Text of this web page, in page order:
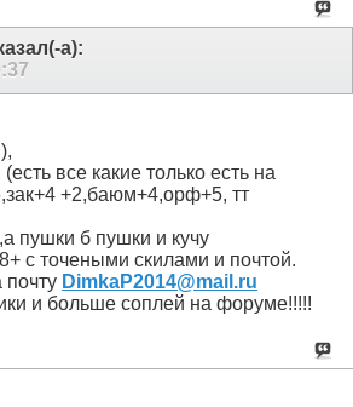
а):
все какие только есть на
+2,баюм+4,орф+5, тт
пушки б пушки и кучу
c точеными скилами и почтой.
почту DimkaP2014@mail.ru
и больше соплей на форуме!!!!!